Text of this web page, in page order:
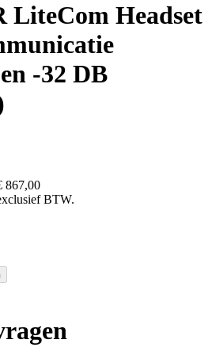
LiteCom Headset
-32 DB
867,00
BTW.